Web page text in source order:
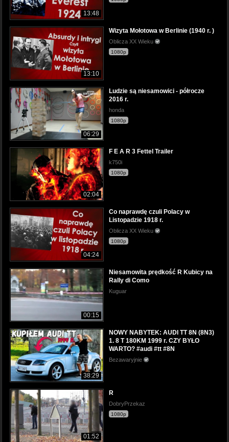
13:48
13:10
Wizyta Mołotowa w Berlinie (1940 r. )
Oblicza XX Wieku
1080p
06:29
Ludzie są niesamowici - półrocze
2016 r.
honda
1080p
02:04
F E A R 3 Fettel Trailer
k750i
1080p
04:24
Co naprawdę czuli Polacy w
Listopadzie 1918 r.
Oblicza XX Wieku
1080p
00:15
Niesamowita prędkość R Kubicy na
Rally di Como
Kuguar
38:29
NOWY NABYTEK: AUDI TT 8N (8N3)
1. 8 T 180KM 1999 r. CZY BYŁO
WARTO? #audi #tt #8N
Bezawaryjnie
01:52
R
DobryPrzekaz
1080p